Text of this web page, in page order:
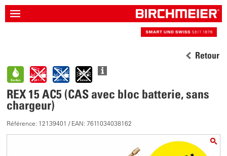
Retour
REX 15 AC5 (CAS avec bloc batterie, sans
chargeur)
Référence: 12139401 / EAN: 7611034038162